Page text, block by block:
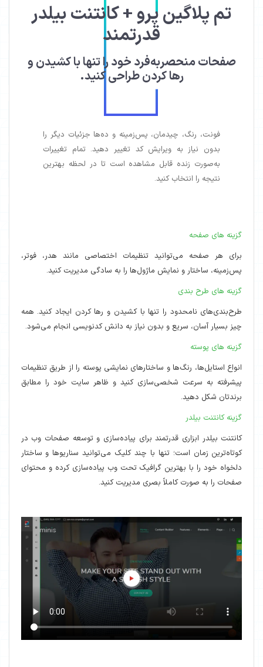
تم پلاگین پرو + کانتنت بیلدر
قدرتمند
صفحات منحصربه‌فرد خود را تنها با کشیدن و
رها کردن طراحی کنید.
فونت، رنگ، چیدمان، پس‌زمینه و ده‌ها جزئیات دیگر را
بدون نیاز به ویرایش کد تغییر دهید. تمام تغییرات
به‌صورت زنده قابل مشاهده است تا در لحظه بهترین
نتیجه را انتخاب کنید.
گزینه های صفحه
برای هر صفحه می‌توانید تنظیمات اختصاصی مانند هدر، فوتر،
پس‌زمینه، ساختار و نمایش ماژول‌ها را به سادگی مدیریت کنید.
گزینه های طرح بندی
طرح‌بندی‌های نامحدود را تنها با کشیدن و رها کردن ایجاد کنید. همه
چیز بسیار آسان، سریع و بدون نیاز به دانش کدنویسی انجام می‌شود.
گزینه های پوسته
انواع استایل‌ها، رنگ‌ها و ساختارهای نمایشی پوسته را از طریق تنظیمات
پیشرفته به سرعت شخصی‌سازی کنید و ظاهر سایت خود را مطابق
برندتان شکل دهید.
گزینه کانتنت بیلدر
کانتنت بیلدر ابزاری قدرتمند برای پیاده‌سازی و توسعه صفحات وب در
کوتاه‌ترین زمان است؛ تنها با چند کلیک می‌توانید سناریوها و ساختار
دلخواه خود را با بهترین گرافیک تحت وب پیاده‌سازی کرده و محتوای
صفحات را به صورت کاملاً بصری مدیریت کنید.